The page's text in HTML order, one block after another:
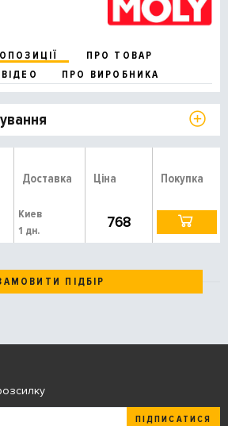
ПРО ТОВАР
ПРО ВИРОБНИКА
Доставка Ціна Покупка
Киев
1 дн.
768
ПІДБІР
ПІДПИСАТИСЯ